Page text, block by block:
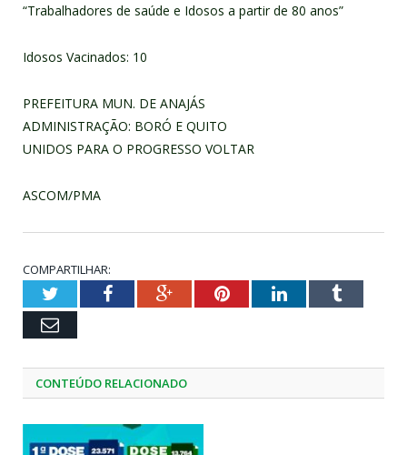
“Trabalhadores de saúde e Idosos a partir de 80 anos”
Idosos Vacinados: 10
PREFEITURA MUN. DE ANAJÁS
ADMINISTRAÇÃO: BORÓ E QUITO
UNIDOS PARA O PROGRESSO VOLTAR
ASCOM/PMA
COMPARTILHAR:
TwitterFacebookGoogle+PinterestLinkedInTumblr
Email
CONTEÚDO RELACIONADO